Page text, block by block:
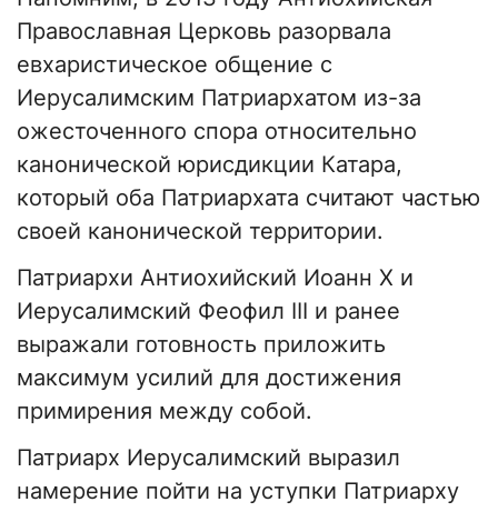
Православная Церковь разорвала
евхаристическое общение с
Иерусалимским Патриархатом из-за
ожесточенного спора относительно
канонической юрисдикции Катара,
который оба Патриархата считают частью
своей канонической территории.
Патриархи Антиохийский Иоанн Х и
Иерусалимский Феофил III и ранее
выражали готовность приложить
максимум усилий для достижения
примирения между собой.
Патриарх Иерусалимский выразил
намерение пойти на уступки Патриарху